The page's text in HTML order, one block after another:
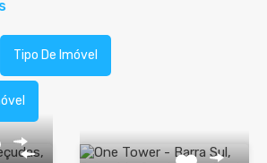
Tipo De Imóvel